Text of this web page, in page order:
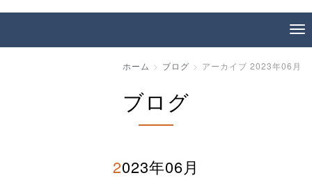
ホーム ブログ アーカイブ 2023年06月
ブログ
2023年06月